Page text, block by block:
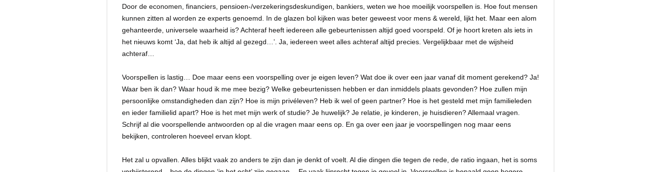
Door de economen, financiers, pensioen-/verzekeringsdeskundigen, bankiers, weten we hoe moeilijk voorspellen is. Hoe fout mensen
kunnen zitten al worden ze experts genoemd. In de glazen bol kijken was beter geweest voor mens & wereld, lijkt het. Maar een alom
gehanteerde, universele waarheid is? Achteraf heeft iedereen alle gebeurtenissen altijd goed voorspeld. Of je hoort kreten als iets in
het nieuws komt ‘Ja, dat heb ik altijd al gezegd…’. Ja, iedereen weet alles achteraf altijd precies. Vergelijkbaar met de wijsheid
achteraf…
Voorspellen is lastig… Doe maar eens een voorspelling over je eigen leven? Wat doe ik over een jaar vanaf dit moment gerekend? Ja!
Waar ben ik dan? Waar houd ik me mee bezig? Welke gebeurtenissen hebben er dan inmiddels plaats gevonden? Hoe zullen mijn
persoonlijke omstandigheden dan zijn? Hoe is mijn privéleven? Heb ik wel of geen partner? Hoe is het gesteld met mijn familieleden
en ieder familielid apart? Hoe is het met mijn werk of studie? Je huwelijk? Je relatie, je kinderen, je huisdieren? Allemaal vragen.
Schrijf al die voorspellende antwoorden op al die vragen maar eens op. En ga over een jaar je voorspellingen nog maar eens
bekijken, controleren hoeveel ervan klopt.
Het zal u opvallen. Alles blijkt vaak zo anders te zijn dan je denkt of voelt. Al die dingen die tegen de rede, de ratio ingaan, het is soms